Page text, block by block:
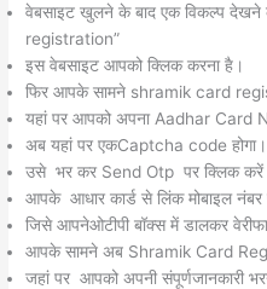
वेबसाइट खुलने के बाद एक विकल्प देखने
registration”
इस वेबसाइट आपको क्लिक करना है।
फिर आपके सामने shramik card
यहां पर आपको अपना Aadhar Card
अब यहां पर एकCaptcha code होगा।
उसे भर कर Send Otp पर क्लिक
आपके आधार कार्ड से लिंक मोबाइल नंबर
जिसे आपनेओटीपी बॉक्स में डालकर
आपके सामने अब Shramik Card
जहां पर आपको अपनी संपूर्णजानकारी